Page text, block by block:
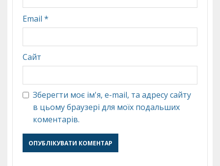
Email *
Сайт
Зберегти моє ім'я, e-mail, та адресу сайту
в цьому браузері для моїх подальших
коментарів.